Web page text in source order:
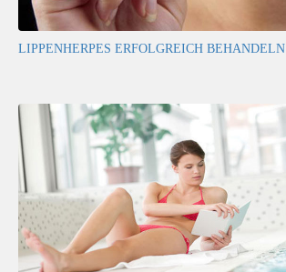
LIPPENHERPES ERFOLGREICH BEHANDELN